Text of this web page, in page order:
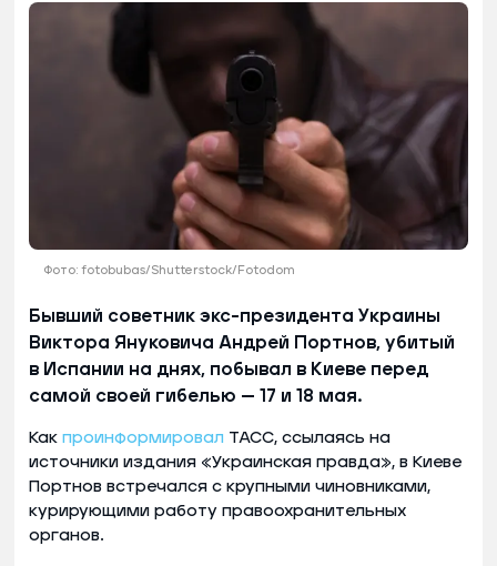
Фото: fotobubas/Shutterstock/Fotodom
Бывший советник экс-президента Украины
Виктора Януковича Андрей Портнов, убитый
в Испании на днях, побывал в Киеве перед
самой своей гибелью — 17 и 18 мая.
Как проинформировал ТАСС, ссылаясь на
источники издания «Украинская правда», в Киеве
Портнов встречался с крупными чиновниками,
курирующими работу правоохранительных
органов.